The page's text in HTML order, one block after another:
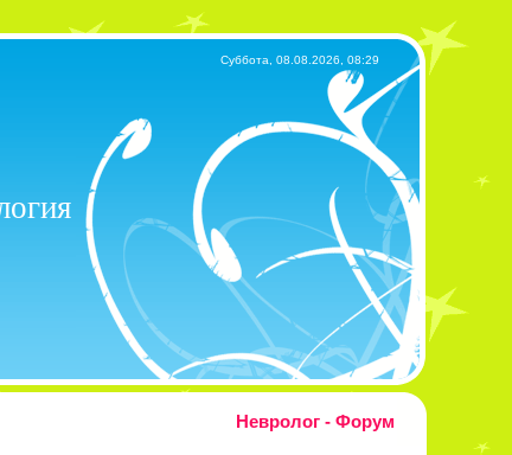
Суббота, 08.08.2026, 08:29
Невролог - Форум